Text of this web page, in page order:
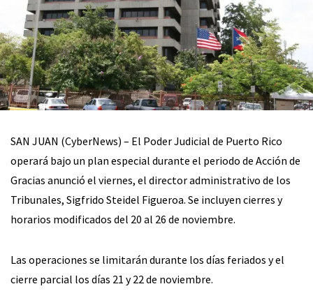
SAN JUAN (CyberNews) – El Poder Judicial de Puerto Rico
operará bajo un plan especial durante el periodo de Acción de
Gracias anunció el viernes, el director administrativo de los
Tribunales, Sigfrido Steidel Figueroa. Se incluyen cierres y
horarios modificados del 20 al 26 de noviembre.
Las operaciones se limitarán durante los días feriados y el
cierre parcial los días 21 y 22 de noviembre.